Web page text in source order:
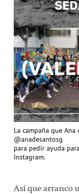
La campaña que
@anadesantosg
para pedir ayuda
Instagram.
Así que arranco